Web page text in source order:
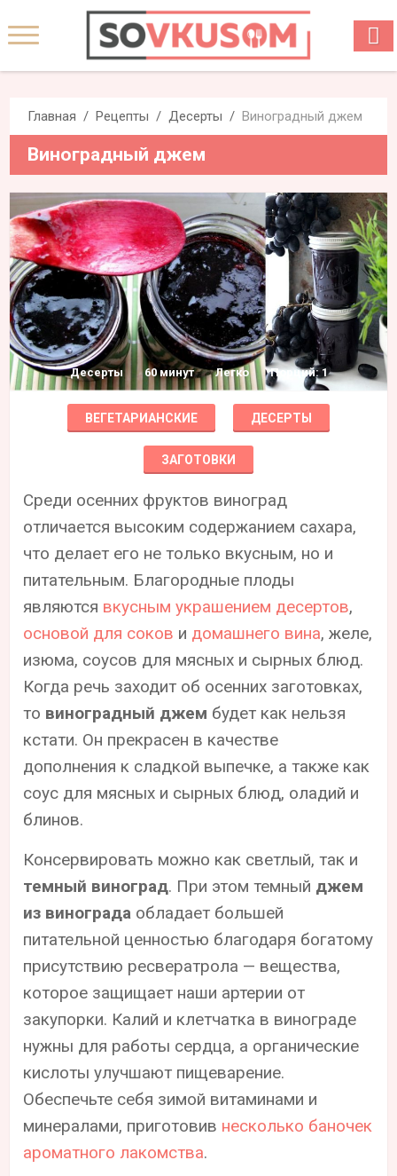
Главная Рецепты Десерты Виноградный джем
Виноградный джем
Десерты 60 минут Легко Порций: 1
ВЕГЕТАРИАНСКИЕ ДЕСЕРТЫ
ЗАГОТОВКИ
Среди осенних фруктов виноград
отличается высоким содержанием сахара,
что делает его не только вкусным, но и
питательным. Благородные плоды
являются вкусным украшением десертов,
основой для соков и домашнего вина, желе,
изюма, соусов для мясных и сырных блюд.
Когда речь заходит об осенних заготовках,
то виноградный джем будет как нельзя
кстати. Он прекрасен в качестве
дополнения к сладкой выпечке, а также как
соус для мясных и сырных блюд, оладий и
блинов.
Консервировать можно как светлый, так и
темный виноград. При этом темный джем
из винограда обладает большей
питательной ценностью благодаря богатому
присутствию ресвератрола — вещества,
которое защищает наши артерии от
закупорки. Калий и клетчатка в винограде
нужны для работы сердца, а органические
кислоты улучшают пищеварение.
Обеспечьте себя зимой витаминами и
минералами, приготовив несколько баночек
ароматного лакомства.